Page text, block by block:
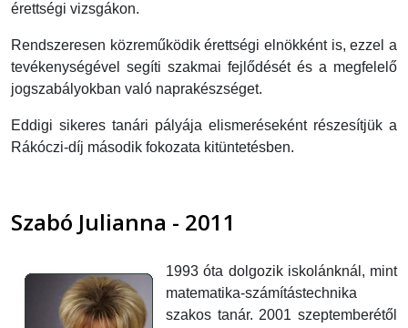
érettségi vizsgákon.
Rendszeresen közreműködik érettségi elnökként is, ezzel a
tevé­keny­ségé­vel segíti szakmai fejlődését és a megfelelő
jog­sza­bá­lyok­ban való napra­készséget.
Eddigi sikeres tanári pályája elismeréseként részesítjük a
Rákóczi-díj máso­dik fokozata kitün­tetésben.
Szabó Julianna - 2011
1993 óta dolgozik iskolánknál, mint
matematika-számítástechnika
szakos tanár. 2001 szeptemberétől